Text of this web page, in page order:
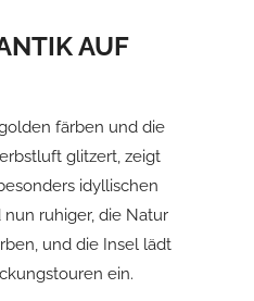
AUF
färben und die
glitzert, zeigt
idyllischen
nun ruhiger, die Natur
und die Insel lädt
ein.